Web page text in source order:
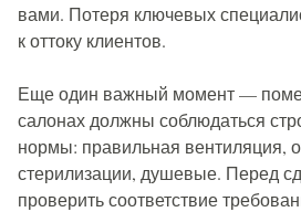
вами. Потеря ключевых
к оттоку клиентов.
Еще один важный момент —
салонах должны соблюдаться
нормы: правильная вентиляция,
стерилизации, душевые. Перед
проверить соответствие